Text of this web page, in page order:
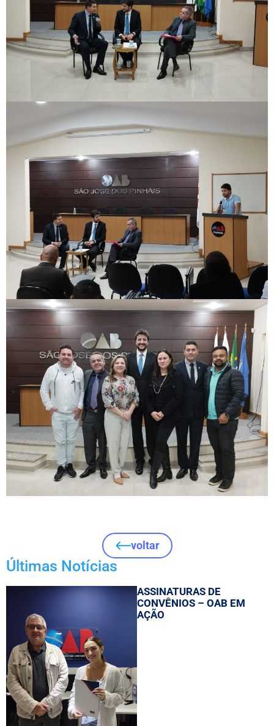
voltar
Últimas Notícias
ASSINATURAS DE
CONVÊNIOS – OAB EM
AÇÃO